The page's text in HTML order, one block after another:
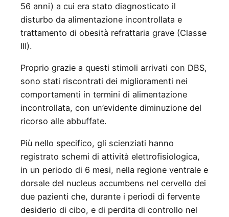
56 anni) a cui era stato diagnosticato il
disturbo da alimentazione incontrollata e
trattamento di obesità refrattaria grave (Classe
III).
Proprio grazie a questi stimoli arrivati con DBS,
sono stati riscontrati dei miglioramenti nei
comportamenti in termini di alimentazione
incontrollata, con un’evidente diminuzione del
ricorso alle abbuffate.
Più nello specifico, gli scienziati hanno
registrato schemi di attività elettrofisiologica,
in un periodo di 6 mesi, nella regione ventrale e
dorsale del nucleus accumbens nel cervello dei
due pazienti che, durante i periodi di fervente
desiderio di cibo, e di perdita di controllo nel